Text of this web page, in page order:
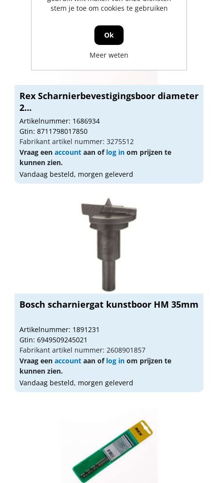
Rex Scharnierbevestigingsboor diameter
2...
Artikelnummer: 1686934
Gtin: 8711798017850
Fabrikant artikel nummer: 3275512
Vraag een account aan of log in om prijzen te
kunnen zien.
Vandaag besteld, morgen geleverd
Bosch scharniergat kunstboor HM 35mm
Artikelnummer: 1891231
Gtin: 6949509245021
Fabrikant artikel nummer: 2608901857
Vraag een account aan of log in om prijzen te
kunnen zien.
Vandaag besteld, morgen geleverd
stem je toe om cookies te gebruiken
Ok
Meer weten